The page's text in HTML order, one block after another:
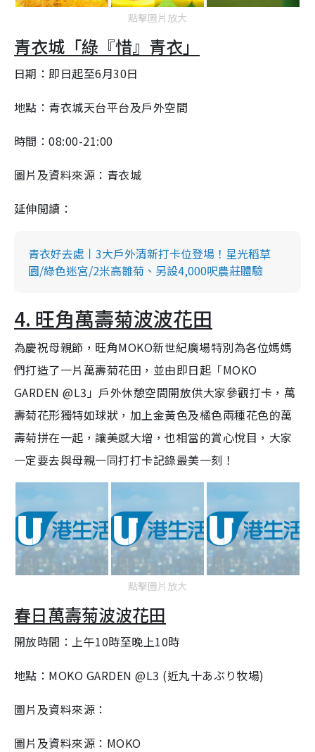
點擊圖片放大
青衣城「綠『惜』青衣」
日期：即日起至6月30日
地點：青衣城天台平台及戶外空間
時間：08:00-21:00
圖片及資料來源：青衣城
延伸閲讀：
青衣好去處丨3大戶外清新打卡位登場！星光稻草
園/綠色迷宮/2米高雛菊、另設4,000呎農莊體驗
4. 旺角萬壽菊波波花田
為慶祝母親節，旺角MOKO新世紀廣場特別為各位媽媽
們打造了一片萬壽菊花田，並由即日起「MOKO
GARDEN @L3」戶外休憩空間開放供大家參觀打卡，萬
壽菊花形獨特如球狀，加上金黃色及橘色兩種花色的萬
壽菊拼在一起，讓美感大增，也相當的賞心悅目，大家
一定要去與母親一同打打卡記錄最美一刻！
點擊圖片放大
春日萬壽菊波波花田
開放時間：上午10時至晚上10時
地點：MOKO GARDEN @L3 (近丸十あぶり牧場)
圖片及資料來源：
圖片及資料來源：MOKO